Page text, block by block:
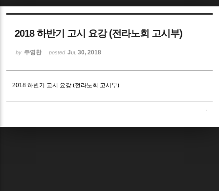
2018 하반기 고시 요강 (전라노회 고시부)
by 주영찬 posted Jul 30, 2018
2018 하반기 고시 요강 (전라노회 고시부)
Sketchbook5, 스케치북5
Sketchbook5, 스케치북5